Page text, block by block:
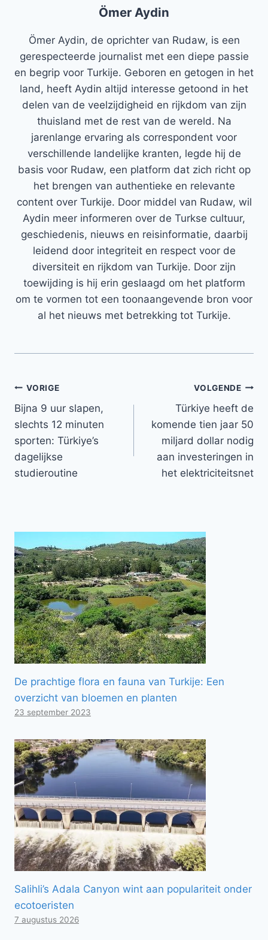
Ömer Aydin
Ömer Aydin, de oprichter van Rudaw, is een
gerespecteerde journalist met een diepe passie
en begrip voor Turkije. Geboren en getogen in het
land, heeft Aydin altijd interesse getoond in het
delen van de veelzijdigheid en rijkdom van zijn
thuisland met de rest van de wereld. Na
jarenlange ervaring als correspondent voor
verschillende landelijke kranten, legde hij de
basis voor Rudaw, een platform dat zich richt op
het brengen van authentieke en relevante
content over Turkije. Door middel van Rudaw, wil
Aydin meer informeren over de Turkse cultuur,
geschiedenis, nieuws en reisinformatie, daarbij
leidend door integriteit en respect voor de
diversiteit en rijkdom van Turkije. Door zijn
toewijding is hij erin geslaagd om het platform
om te vormen tot een toonaangevende bron voor
al het nieuws met betrekking tot Turkije.
Bericht
navigatie
VORIGE
Bijna 9 uur slapen,
slechts 12 minuten
sporten: Türkiye’s
dagelijkse
studieroutine
VOLGENDE
Türkiye heeft de
komende tien jaar 50
miljard dollar nodig
aan investeringen in
het elektriciteitsnet
De prachtige flora en fauna van Turkije: Een
overzicht van bloemen en planten
23 september 2023
Salihli’s Adala Canyon wint aan populariteit onder
ecotoeristen
7 augustus 2026